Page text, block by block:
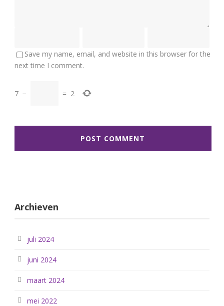
Save my name, email, and website in this browser for the
next time I comment.
7 − = 2
Archieven
juli 2024
juni 2024
maart 2024
mei 2022